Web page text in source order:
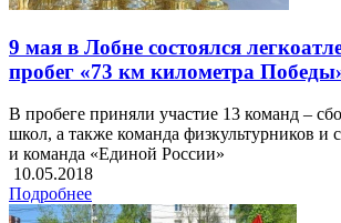
9 мая в Лобне состоялся
пробег «73 км километра
В пробеге приняли участие 13 команд –
школ, а также команда физкультурников и
и команда «Единой России»
10.05.2018
Подробнее